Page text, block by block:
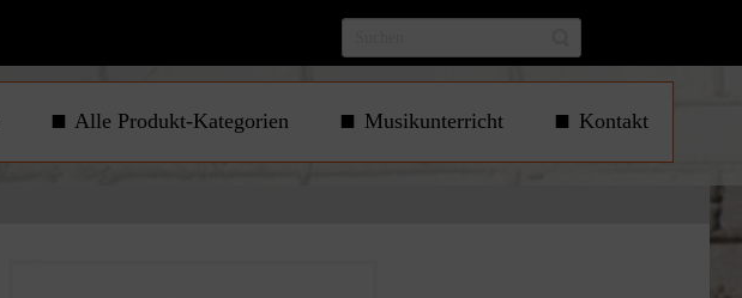
Alle Produkt-Kategorien Musikunterricht Kontakt